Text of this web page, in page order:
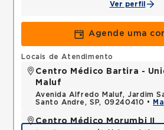
Ver perfil
Agende uma
Locais de Atendimento
Centro Médico Bartira -
Maluf
Avenida Alfredo Maluf, Jardim
Santo Andre, SP, 09240410 •
Centro Médico Morumbi II